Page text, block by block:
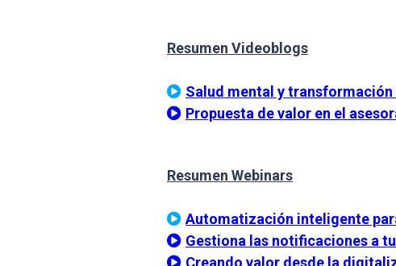
Resumen Videoblogs
Salud mental y
Propuesta de valor en el
Resumen Webinars
Automatización inteligente
Gestiona las notificaciones a
Creando valor desde la